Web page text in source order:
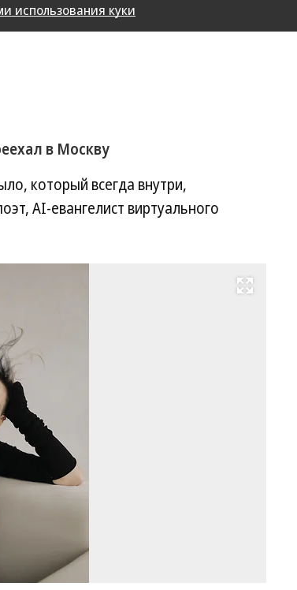
использования куки
в Москву
который всегда внутри,
AI-евангелист виртуального
Развернуть на весь экран